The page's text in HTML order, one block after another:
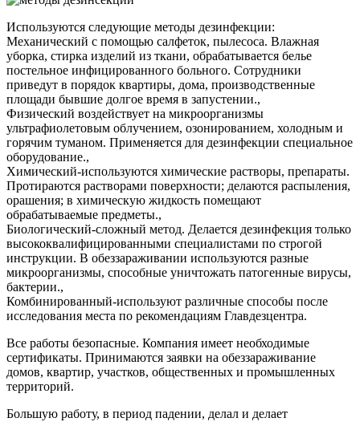
Используются следующие методы дезинфекции:
Механический с помощью салфеток, пылесоса. Влажная
уборка, стирка изделий из ткани, обрабатывается белье
постельное инфицированного больного. Сотрудники
приведут в порядок квартиры, дома, производственные
площади бывшие долгое время в запустении.,
Физический воздействует на микроорганизмы
ультрафиолетовым облучением, озонированием, холодным и
горячим туманом. Применяется для дезинфекции специальное
оборудование.,
Химический-используются химические растворы, препараты.
Протираются растворами поверхности; делаются распыления,
орашения; в химическую жидкость помещают
обрабатываемые предметы.,
Биологический-сложный метод. Делается дезинфекция только
высококвалифицированными специалистами по строгой
инструкции. В обеззараживании используются разные
микроорганизмы, способные уничтожать патогенные вирусы,
бактерии.,
Комбинированный-используют различные способы после
исследования места по рекомендациям Главдезцентра.
Все работы безопасные. Компания имеет необходимые
сертификаты. Принимаются заявки на обеззараживание
домов, квартир, участков, общественных и промышленных
территорий.
Большую работу, в период падении, делал и делает